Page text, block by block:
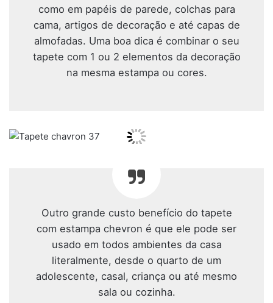
como em papéis de parede, colchas para
cama, artigos de decoração e até capas de
almofadas. Uma boa dica é combinar o seu
tapete com 1 ou 2 elementos da decoração
na mesma estampa ou cores.
Outro grande custo benefício do tapete
com estampa chevron é que ele pode ser
usado em todos ambientes da casa
literalmente, desde o quarto de um
adolescente, casal, criança ou até mesmo
sala ou cozinha.